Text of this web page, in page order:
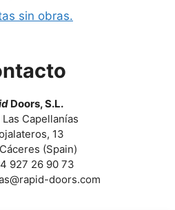
sin obras.
Doors, S.L.
Capellanías
13
(Spain)
927 26 90 73
doors.com